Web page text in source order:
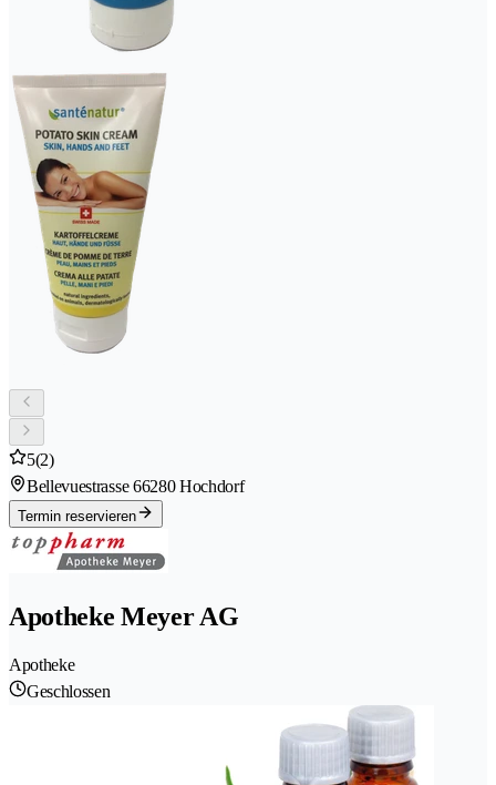
5(2)
Bellevuestrasse 66280 Hochdorf
Termin reservieren
Apotheke Meyer AG
Apotheke
Geschlossen